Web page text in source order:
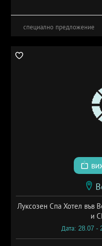
специално предложение
Луксозен Спа Хотел във
и
Дата: 28.07 -